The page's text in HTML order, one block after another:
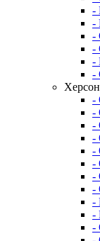
-
-
-
-
-
-
-
-
-
-
-
-
-
-
-
-
-